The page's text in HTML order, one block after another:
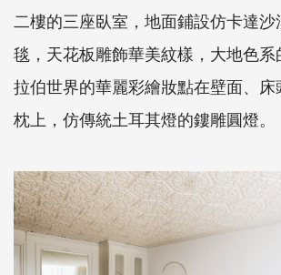
二樓的三座臥室，地面鋪設仿卡達
毯，天花板雕飾華美紋樣，大地色
拉伯世界的華麗彩繪妝點在壁面、
枕上，仿傳統土耳其燈的鏤雕圓燈。